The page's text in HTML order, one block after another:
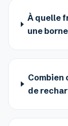
À quelle
une
Combien
de